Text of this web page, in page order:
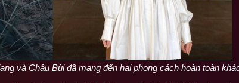
và Châu Bùi đã mang đến hai phong cách hoàn toàn